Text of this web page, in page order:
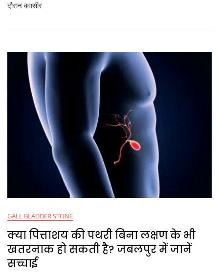
दौरान बवासीर
GALL BLADDER STONE
क्या पित्ताशय की पथरी बिना लक्षण के भी
खतरनाक हो सकती है? जबलपुर में जानें
सच्चाई